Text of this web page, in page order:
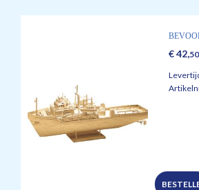
€42,50